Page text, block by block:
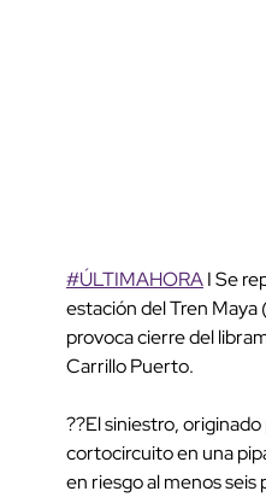
#ÚLTIMAHORAI Se
estación del Tren Maya
provoca cierre del
Carrillo Puerto.
??El siniestro,
cortocircuito en una
en riesgo al menos seis